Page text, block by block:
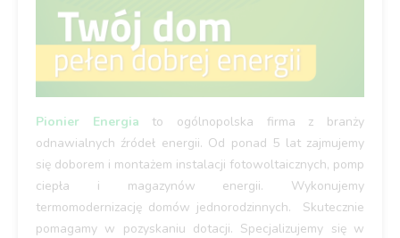
Pionier Energia
to ogólnopolska firma z branży
odnawialnych źródeł energii. Od ponad 5 lat zajmujemy
się doborem i montażem instalacji fotowoltaicznych, pomp
ciepła i magazynów energii. Wykonujemy
termomodernizację domów jednorodzinnych. Skutecznie
pomagamy w pozyskaniu dotacji. Specjalizujemy się w